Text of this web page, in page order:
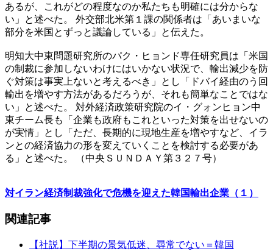
あるが、これがどの程度なのか私たちも明確には分からな
い」と述べた。 外交部北米第１課の関係者は「あいまいな
部分を米国とずっと議論している」と伝えた。
明知大中東問題研究所のパク・ヒョンド専任研究員は「米国
の制裁に参加しないわけにはいかない状況で、輸出減少を防
ぐ対策は事実上ないと考えるべき」とし「ドバイ経由のう回
輸出を増やす方法があるだろうが、それも簡単なことではな
い」と述べた。 対外経済政策研究院のイ・グォンヒョン中
東チーム長も「企業も政府もこれといった対策を出せないの
が実情」とし「ただ、長期的に現地生産を増やすなど、イラ
ンとの経済協力の形を変えていくことを検討する必要があ
る」と述べた。 （中央ＳＵＮＤＡＹ第３２７号）
対イラン経済制裁強化で危機を迎えた韓国輸出企業（１）
関連記事
【社説】下半期の景気低迷、尋常でない＝韓国